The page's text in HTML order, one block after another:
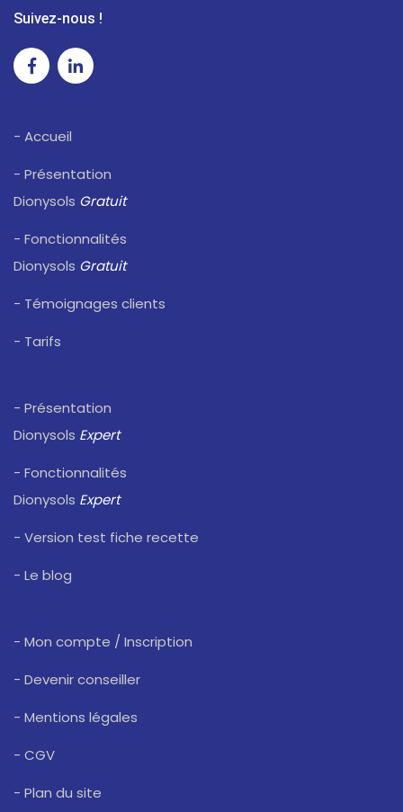
Suivez-nous !
- Accueil
- Présentation
Dionysols Gratuit
- Fonctionnalités
Dionysols Gratuit
- Témoignages clients
- Tarifs
- Présentation
Dionysols Expert
- Fonctionnalités
Dionysols Expert
- Version test fiche recette
- Le blog
- Mon compte / Inscription
- Devenir conseiller
- Mentions légales
- CGV
- Plan du site